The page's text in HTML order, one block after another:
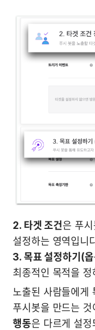
2. 타겟 조건은 푸
3. 목표 설정하기(
최종적인 목적을 정
노출된 사람들에게
푸시봇을 만드는
행동은 다르게 설